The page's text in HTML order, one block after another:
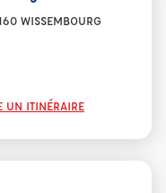
WISSEMBOURG
UN ITINÉRAIRE